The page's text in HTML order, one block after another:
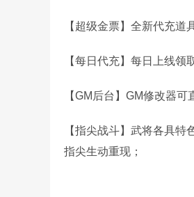
【超级金票】全新代充道
【每日代充】每日上线领
【GM后台】GM修改器
【指尖战斗】武将各具
指尖生动重现；